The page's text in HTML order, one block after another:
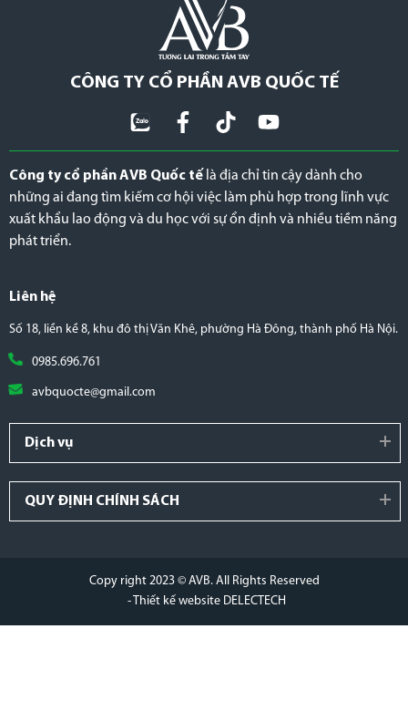
CÔNG TY CỔ PHẦN AVB QUỐC TẾ
Công ty cổ phần AVB Quốc tế là địa chỉ tin cậy dành cho
những ai đang tìm kiếm cơ hội việc làm phù hợp trong lĩnh vực
xuất khẩu lao động và du học với sự ổn định và nhiều tiềm năng
phát triển.
Liên hệ
Số 18, liền kề 8, khu đô thị Văn Khê, phường Hà Đông, thành phố Hà Nội.
0985.696.761
avbquocte@gmail.com
Dịch vụ
QUY ĐỊNH CHÍNH SÁCH
Copy right 2023 © AVB. All Rights Reserved
- Thiết kế website DELECTECH